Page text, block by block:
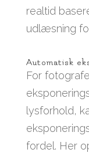
realtid
udlæsning
Automatisk
For
lysforhold,
fordel. Her